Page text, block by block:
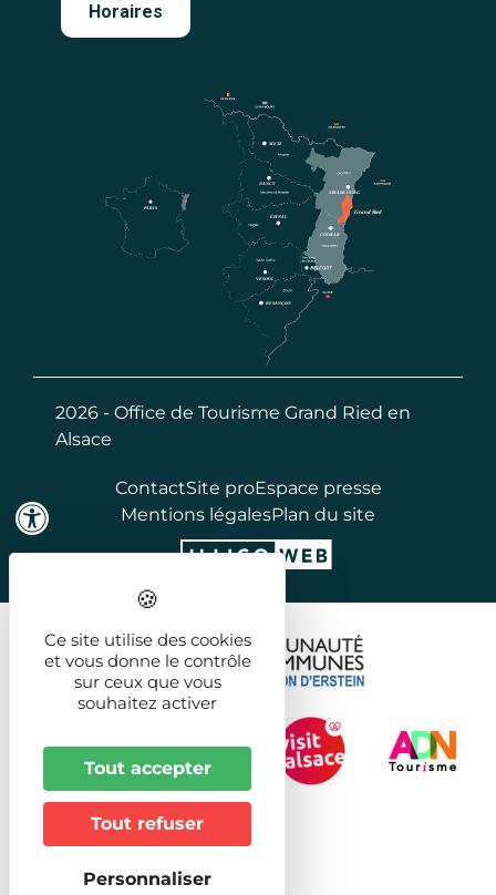
Horaires
2026 - Office de Tourisme Grand Ried en
Alsace
ContactSite proEspace presse
Mentions légalesPlan du site
Ce site utilise des cookies
et vous donne le contrôle
sur ceux que vous
souhaitez activer
Tout accepter
Tout refuser
Personnaliser